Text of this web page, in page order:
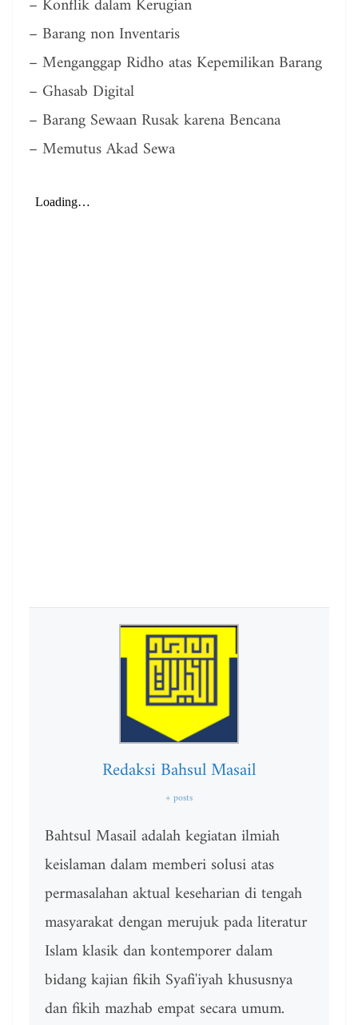
– Konflik dalam Kerugian
– Barang non Inventaris
– Menganggap Ridho atas Kepemilikan Barang
– Ghasab Digital
– Barang Sewaan Rusak karena Bencana
– Memutus Akad Sewa
Redaksi Bahsul Masail
+ posts
Bahtsul Masail adalah kegiatan ilmiah
keislaman dalam memberi solusi atas
permasalahan aktual keseharian di tengah
masyarakat dengan merujuk pada literatur
Islam klasik dan kontemporer dalam
bidang kajian fikih Syafi'iyah khususnya
dan fikih mazhab empat secara umum.